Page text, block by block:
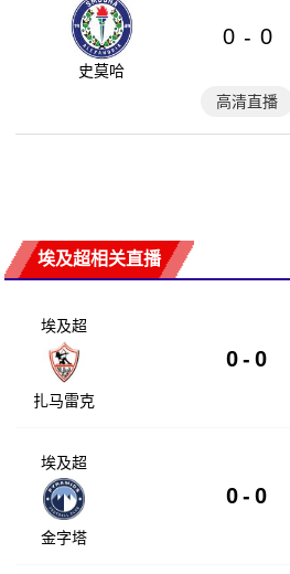
史莫哈
0 - 0
高清直播
埃及超相关直播
埃及超
扎马雷克
0 - 0
埃及超
金字塔
0 - 0